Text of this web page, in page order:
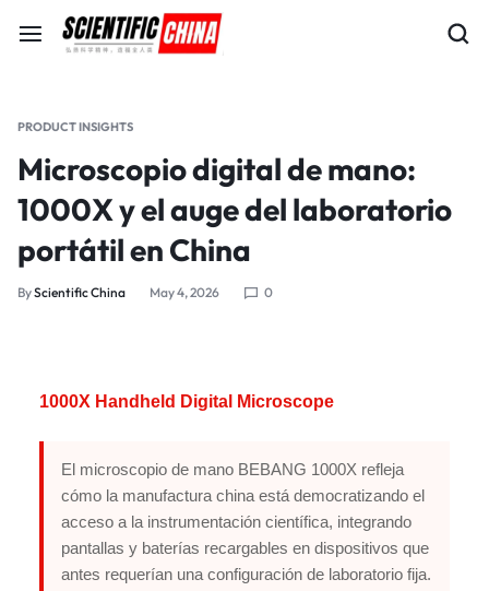
PRODUCT INSIGHTS
Microscopio digital de mano:
1000X y el auge del laboratorio
portátil en China
ByScientific China May 4, 2026 0
1000X Handheld Digital Microscope
El microscopio de mano BEBANG 1000X refleja
cómo la manufactura china está democratizando el
acceso a la instrumentación científica, integrando
pantallas y baterías recargables en dispositivos que
antes requerían una configuración de laboratorio fija.